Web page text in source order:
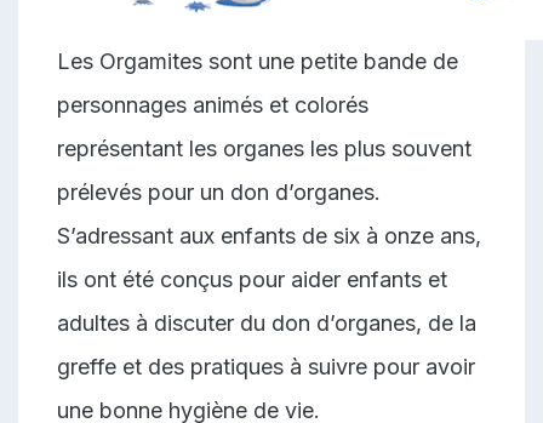
Les Orgamites sont une petite bande de
personnages animés et colorés
représentant les organes les plus souvent
prélevés pour un don d’organes.
S’adressant aux enfants de six à onze ans,
ils ont été conçus pour aider enfants et
adultes à discuter du don d’organes, de la
greffe et des pratiques à suivre pour avoir
une bonne hygiène de vie.